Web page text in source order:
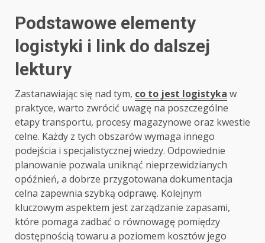
Podstawowe elementy
logistyki i link do dalszej
lektury
Zastanawiając się nad tym, co to jest logistyka w
praktyce, warto zwrócić uwagę na poszczególne
etapy transportu, procesy magazynowe oraz kwestie
celne. Każdy z tych obszarów wymaga innego
podejścia i specjalistycznej wiedzy. Odpowiednie
planowanie pozwala uniknąć nieprzewidzianych
opóźnień, a dobrze przygotowana dokumentacja
celna zapewnia szybką odprawę. Kolejnym
kluczowym aspektem jest zarządzanie zapasami,
które pomaga zadbać o równowagę pomiędzy
dostępnością towaru a poziomem kosztów jego